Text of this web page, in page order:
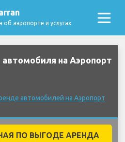
аэропорте и услугах
автомобиля на Аэропорт
автомобилей на Аэропорт
ПО ВЫГОДЕ АРЕНДА